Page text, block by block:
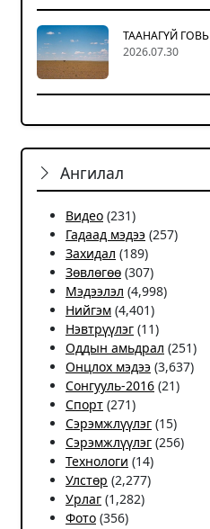
ТААНАГҮЙ ГОВЬ
2026.07.30
Ангилал
Видео (231)
Гадаад мэдээ (257)
Захидал (189)
Зөвлөгөө (307)
Мэдээлэл (4,998)
Нийгэм (4,401)
Нэвтрүүлэг (11)
Оддын амьдрал (251)
Онцлох мэдээ (3,637)
Сонгууль-2016 (21)
Спорт (271)
Сэрэмжлүүлэг (15)
Сэрэмжлүүлэг (256)
Технологи (14)
Улстөр (2,277)
Урлаг (1,282)
Фото (356)